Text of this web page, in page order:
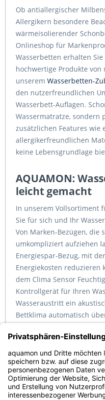
Ob antiallergischer
Allergikern besondere
wärmeisolierender
Onlineshop für
Wasserbetten erhalten
hochwertige Produkte
unserem Wasserbetten-
den nutzerfreundlichen
Wasserbett-Auflagen.
Wassermatratze, sondern
zusätzlichen Features wie
allergikerfreundlichen
keine Lebensgrundlage
AQUAMON:
leicht gemacht
In unserem Vollsortiment
Sie für sich und Ihr
Von Marken-Bezügen, die
umkompliziert aufziehen
Energiespar-Bezug, mit
Energiekosten
dem Clima Sensor
Kontrollgerät für Ihren
Wasseraustritt ein
Bettklima automatisch
Service Hotline
Shop Service